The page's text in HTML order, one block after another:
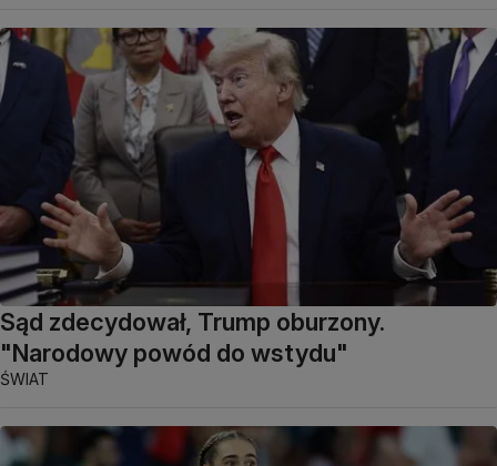
Sąd zdecydował, Trump oburzony.
"Narodowy powód do wstydu"
ŚWIAT